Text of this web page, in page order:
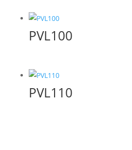
PVL100
PVL110